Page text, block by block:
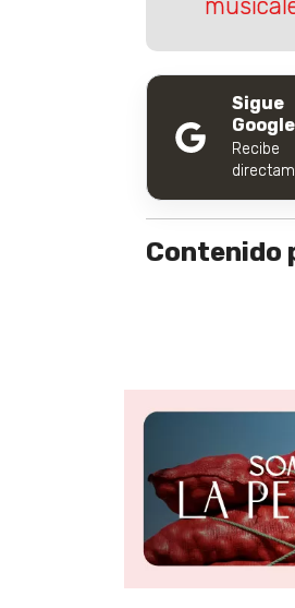
Contenido